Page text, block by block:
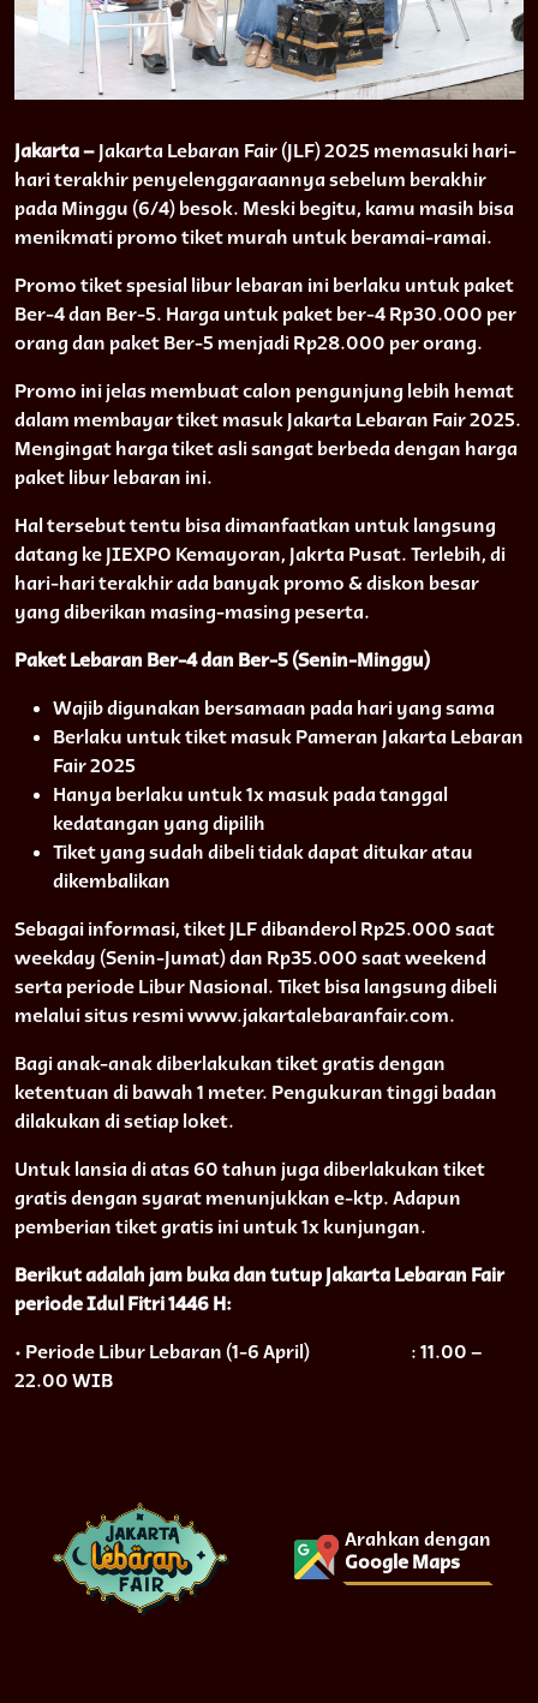
Jakarta – Jakarta Lebaran Fair (JLF) 2025 memasuki hari-
hari terakhir penyelenggaraannya sebelum berakhir
pada Minggu (6/4) besok. Meski begitu, kamu masih bisa
menikmati promo tiket murah untuk beramai-ramai.
Promo tiket spesial libur lebaran ini berlaku untuk paket
Ber-4 dan Ber-5. Harga untuk paket ber-4 Rp30.000 per
orang dan paket Ber-5 menjadi Rp28.000 per orang.
Promo ini jelas membuat calon pengunjung lebih hemat
dalam membayar tiket masuk Jakarta Lebaran Fair 2025.
Mengingat harga tiket asli sangat berbeda dengan harga
paket libur lebaran ini.
Hal tersebut tentu bisa dimanfaatkan untuk langsung
datang ke JIEXPO Kemayoran, Jakrta Pusat. Terlebih, di
hari-hari terakhir ada banyak promo & diskon besar
yang diberikan masing-masing peserta.
Paket Lebaran Ber-4 dan Ber-5 (Senin-Minggu)
Wajib digunakan bersamaan pada hari yang sama
Berlaku untuk tiket masuk Pameran Jakarta Lebaran
Fair 2025
Hanya berlaku untuk 1x masuk pada tanggal
kedatangan yang dipilih
Tiket yang sudah dibeli tidak dapat ditukar atau
dikembalikan
Sebagai informasi, tiket JLF dibanderol Rp25.000 saat
weekday (Senin-Jumat) dan Rp35.000 saat weekend
serta periode Libur Nasional. Tiket bisa langsung dibeli
melalui situs resmi www.jakartalebaranfair.com.
Bagi anak-anak diberlakukan tiket gratis dengan
ketentuan di bawah 1 meter. Pengukuran tinggi badan
dilakukan di setiap loket.
Untuk lansia di atas 60 tahun juga diberlakukan tiket
gratis dengan syarat menunjukkan e-ktp. Adapun
pemberian tiket gratis ini untuk 1x kunjungan.
Berikut adalah jam buka dan tutup Jakarta Lebaran Fair
periode Idul Fitri 1446 H:
• Periode Libur Lebaran (1-6 April)
: 11.00 –
22.00 WIB
Arahkan dengan
Google Maps